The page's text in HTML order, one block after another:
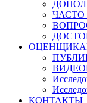
КОНТАКТЫ